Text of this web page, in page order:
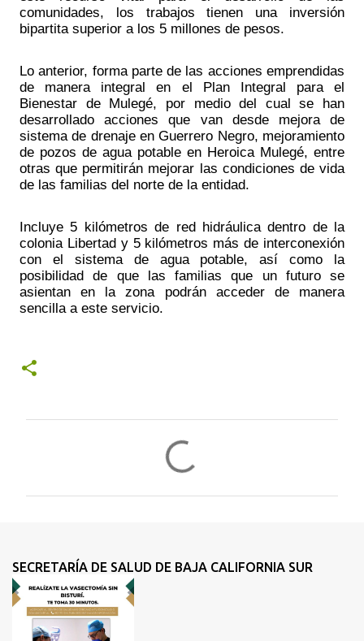
comunidades, los trabajos tienen una inversión
bipartita superior a los 5 millones de pesos.
Lo anterior, forma parte de las acciones emprendidas
de manera integral en el Plan Integral para el
Bienestar de Mulegé, por medio del cual se han
desarrollado acciones que van desde mejora de
sistema de drenaje en Guerrero Negro, mejoramiento
de pozos de agua potable en Heroica Mulegé, entre
otras que permitirán mejorar las condiciones de vida
de las familias del norte de la entidad.
Incluye 5 kilómetros de red hidráulica dentro de la
colonia Libertad y 5 kilómetros más de interconexión
con el sistema de agua potable, así como la
posibilidad de que las familias que un futuro se
asientan en la zona podrán acceder de manera
sencilla a este servicio.
t
a
r
SECRETARÍA DE SALUD DE BAJA CALIFORNIA SUR